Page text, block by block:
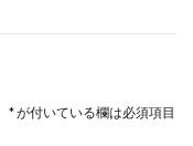
*が付いている欄は必須項目